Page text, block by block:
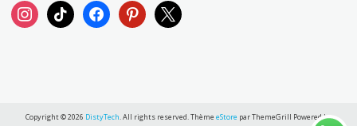
instagramtiktok facebookpinterest
x
Copyright © 2026 DistyTech. All rights reserved. Thème eStore par ThemeGrill Powered by